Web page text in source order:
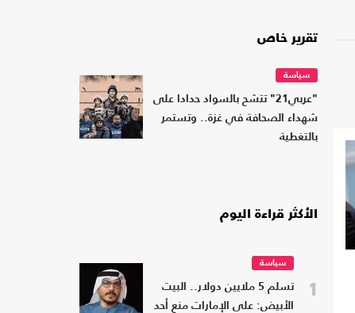
تقرير خاص
سياسة
"عربي21" تتشح بالسواد حدادا على
شهداء الصحافة في غزة.. وتستمر
بالتغطية
الأكثر قراءة اليوم
1
سياسة
تسلم 5 ملايين دولار.. البيت
الأبيض: على الإمارات منع أحد